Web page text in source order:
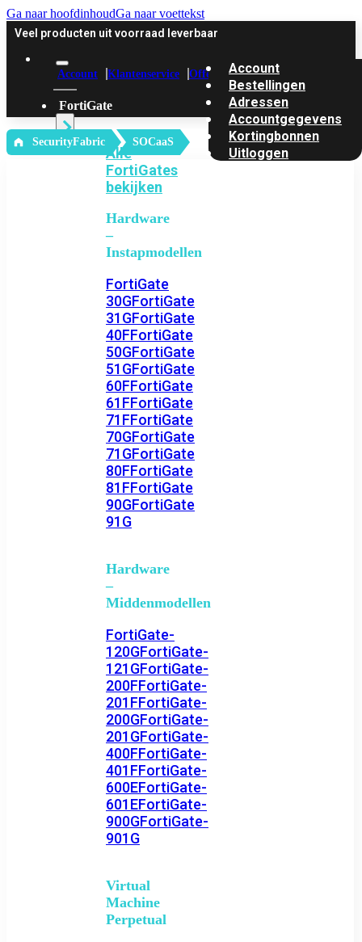
Ga naar hoofdinhoudGa naar voettekst
Veel producten uit voorraad leverbaar
Account Klantenservice Offerte
FortiGate
Alle
FortiGates
bekijken
Hardware
–
Instapmodellen
FortiGate
30GFortiGate
31GFortiGate
40FFortiGate
50GFortiGate
51GFortiGate
60FFortiGate
61FFortiGate
71FFortiGate
70GFortiGate
71GFortiGate
80FFortiGate
81FFortiGate
90GFortiGate
91G
Hardware
–
Middenmodellen
FortiGate-
120GFortiGate-
121GFortiGate-
200FFortiGate-
201FFortiGate-
200GFortiGate-
201GFortiGate-
400FFortiGate-
401FFortiGate-
600EFortiGate-
601EFortiGate-
900GFortiGate-
901G
Virtual
Machine
Perpetual
Account
Bestellingen
Adressen
Accountgegevens
Kortingbonnen
Uitloggen
‎ SecurityFabric SOCaaS